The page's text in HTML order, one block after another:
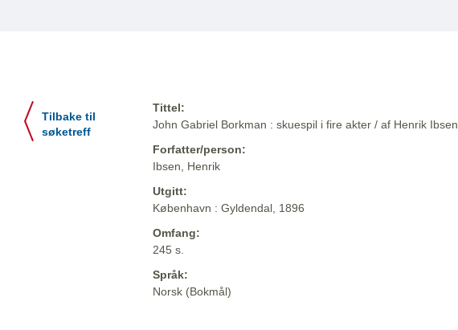
Tilbake til
søketreff
Tittel:
John Gabriel Borkman : skuespil i fire akter / af Henrik Ibsen
Forfatter/person:
Ibsen, Henrik
Utgitt:
København : Gyldendal, 1896
Omfang:
245 s.
Språk:
Norsk (Bokmål)